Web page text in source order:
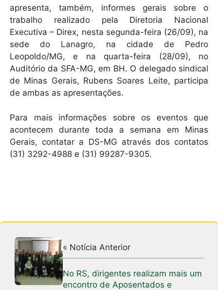
apresenta, também, informes gerais sobre o
trabalho realizado pela Diretoria Nacional
Executiva – Direx, nesta segunda-feira (26/09), na
sede do Lanagro, na cidade de Pedro
Leopoldo/MG, e na quarta-feira (28/09), no
Auditório da SFA-MG, em BH. O delegado sindical
de Minas Gerais, Rubens Soares Leite, participa
de ambas as apresentações.
Para mais informações sobre os eventos que
acontecem durante toda a semana em Minas
Gerais, contatar a DS-MG através dos contatos
(31) 3292-4988 e (31) 99287-9305.
« Notícia Anterior
No RS, dirigentes realizam mais um
encontro de Aposentados e